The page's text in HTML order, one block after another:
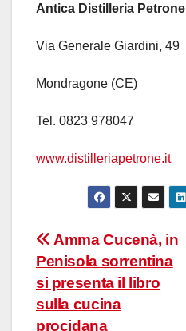
Antica Distilleria Petrone
Via Generale Giardini, 49
Mondragone (CE)
Tel. 0823 978047
www.distilleriapetrone.it
Navigazione
articoli
Amma Cucenà, in
Penisola sorrentina
si presenta il libro
sulla cucina
procidana